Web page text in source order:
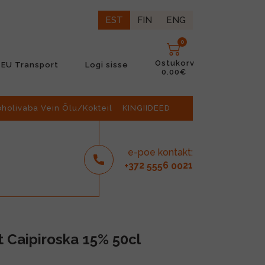
EST FIN ENG
EU Transport Logi sisse
0
Ostukorv
0.00€
Vein Õlu/Kokteil KINGIIDEED
e-poe kontakt:
+372 5556 0021
15% 50cl